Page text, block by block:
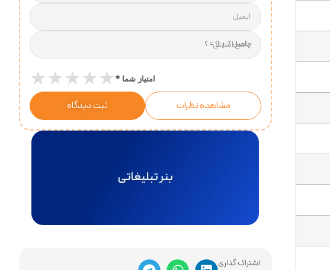
ایمیل
پاسخ امنیتی
امتیاز شما *
★★★★★
ثبت دیدگاه مشاهده نظرات
اشتراک گذاری